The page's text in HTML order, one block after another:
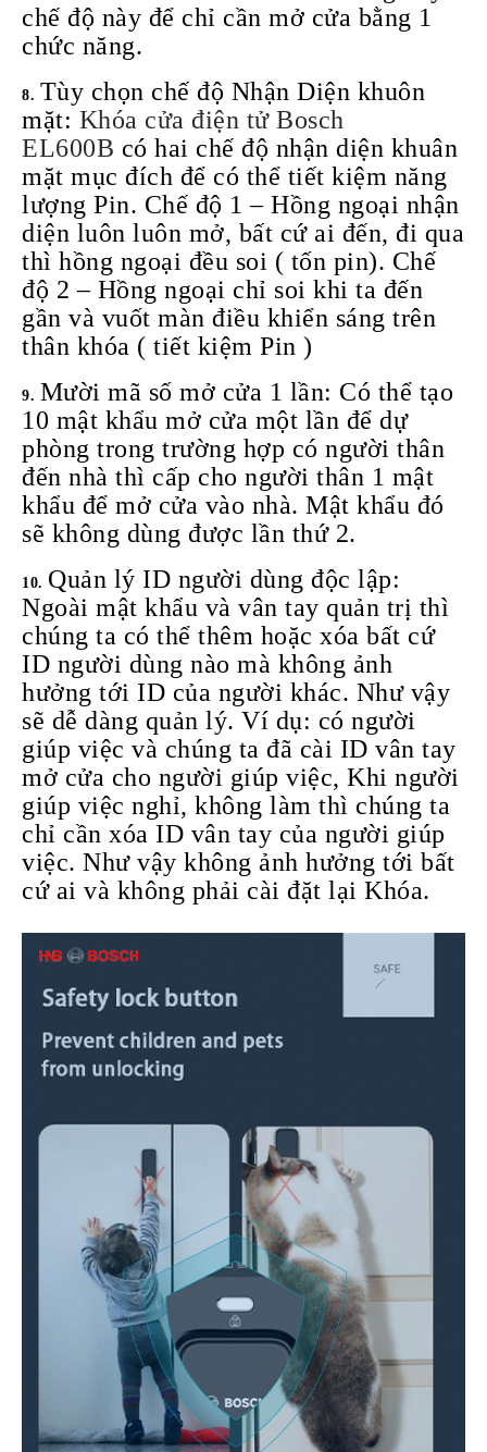
chế độ này để chỉ cần mở cửa bằng 1
chức năng.
Tùy chọn chế độ Nhận Diện khuôn
mặt: Khóa cửa điện tử Bosch
EL600B có hai chế độ nhận diện khuân
mặt mục đích để có thể tiết kiệm năng
lượng Pin. Chế độ 1 – Hồng ngoại nhận
diện luôn luôn mở, bất cứ ai đến, đi qua
thì hồng ngoại đều soi ( tốn pin). Chế
độ 2 – Hồng ngoại chỉ soi khi ta đến
gần và vuốt màn điều khiển sáng trên
thân khóa ( tiết kiệm Pin )
Mười mã số mở cửa 1 lần: Có thể tạo
10 mật khẩu mở cửa một lần để dự
phòng trong trường hợp có người thân
đến nhà thì cấp cho người thân 1 mật
khẩu để mở cửa vào nhà. Mật khẩu đó
sẽ không dùng được lần thứ 2.
Quản lý ID người dùng độc lập:
Ngoài mật khẩu và vân tay quản trị thì
chúng ta có thể thêm hoặc xóa bất cứ
ID người dùng nào mà không ảnh
hưởng tới ID của người khác. Như vậy
sẽ dễ dàng quản lý. Ví dụ: có người
giúp việc và chúng ta đã cài ID vân tay
mở cửa cho người giúp việc, Khi người
giúp việc nghỉ, không làm thì chúng ta
chỉ cần xóa ID vân tay của người giúp
việc. Như vậy không ảnh hưởng tới bất
cứ ai và không phải cài đặt lại Khóa.